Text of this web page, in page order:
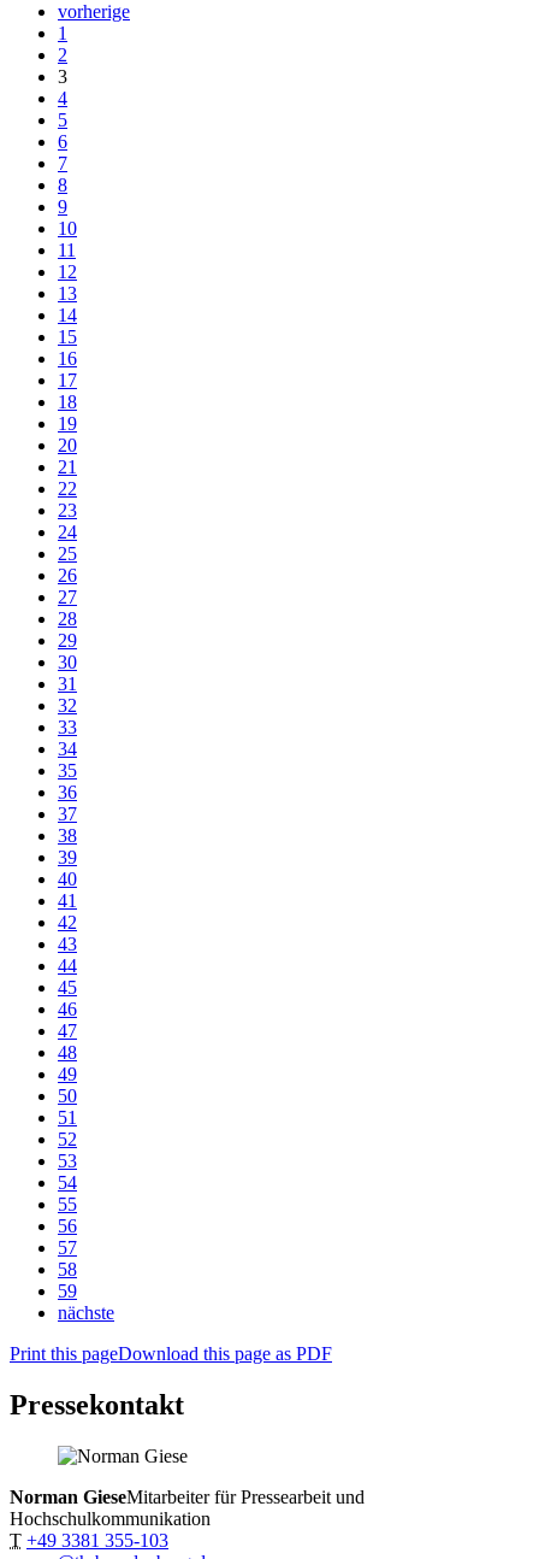
vorherige
1
2
3
4
5
6
7
8
9
10
11
12
13
14
15
16
17
18
19
20
21
22
23
24
25
26
27
28
29
30
31
32
33
34
35
36
37
38
39
40
41
42
43
44
45
46
47
48
49
50
51
52
53
54
55
56
57
58
59
nächste
Print this pageDownload this page as PDF
Pressekontakt
Norman GieseMitarbeiter für Pressearbeit und
Hochschulkommunikation
T +49 3381 355-103